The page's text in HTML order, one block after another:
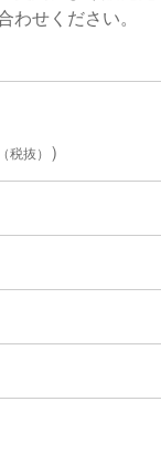
わせください。
（税抜） ）